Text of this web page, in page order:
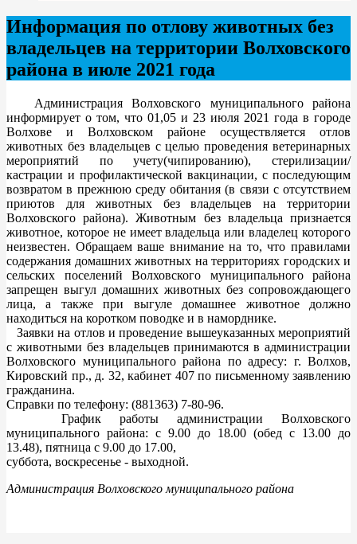
Информация по отлову животных без
владельцев на территории Волховского
района в июле 2021 года
Администрация Волховского муниципального района
информирует о том, что 01,05 и 23 июля 2021 года в городе
Волхове и Волховском районе осуществляется отлов
животных без владельцев с целью проведения ветеринарных
мероприятий по учету(чипированию), стерилизации/
кастрации и профилактической вакцинации, с последующим
возвратом в прежнюю среду обитания (в связи с отсутствием
приютов для животных без владельцев на территории
Волховского района). Животным без владельца признается
животное, которое не имеет владельца или владелец которого
неизвестен. Обращаем ваше внимание на то, что правилами
содержания домашних животных на территориях городских и
сельских поселений Волховского муниципального района
запрещен выгул домашних животных без сопровождающего
лица, а также при выгуле домашнее животное должно
находиться на коротком поводке и в наморднике.
Заявки на отлов и проведение вышеуказанных мероприятий
с животными без владельцев принимаются в администрации
Волховского муниципального района по адресу: г. Волхов,
Кировский пр., д. 32, кабинет 407 по письменному заявлению
гражданина.
Справки по телефону: (881363) 7-80-96.
График работы администрации Волховского
муниципального района: с 9.00 до 18.00 (обед с 13.00 до
13.48), пятница с 9.00 до 17.00,
суббота, воскресенье - выходной.
Администрация Волховского муниципального района